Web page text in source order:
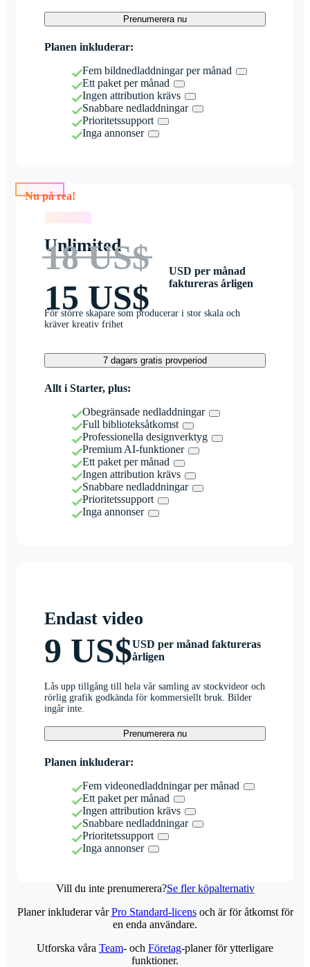
Prenumerera nu
Planen inkluderar:
Fem bildnedladdningar per månad
Ett paket per månad
Ingen attribution krävs
Snabbare nedladdningar
Prioritetssupport
Inga annonser
Nu på rea!
Unlimited
18 US$
15 US$
USD per månad
faktureras årligen
För större skapare som producerar i stor skala och
kräver kreativ frihet
7 dagars gratis provperiod
Allt i Starter, plus:
Obegränsade nedladdningar
Full biblioteksåtkomst
Professionella designverktyg
Premium AI-funktioner
Ett paket per månad
Ingen attribution krävs
Snabbare nedladdningar
Prioritetssupport
Inga annonser
Endast video
9 US$USD per månad faktureras
årligen
Lås upp tillgång till hela vår samling av stockvideor och
rörlig grafik godkända för kommersiellt bruk. Bilder
ingår inte.
Prenumerera nu
Planen inkluderar:
Fem videonedladdningar per månad
Ett paket per månad
Ingen attribution krävs
Snabbare nedladdningar
Prioritetssupport
Inga annonser
Vill du inte prenumerera?Se fler köpalternativ
Planer inkluderar vårPro Standard-licensoch är för åtkomst för
en enda användare.
Utforska våra Team- och Företag-planer för ytterligare
funktioner.